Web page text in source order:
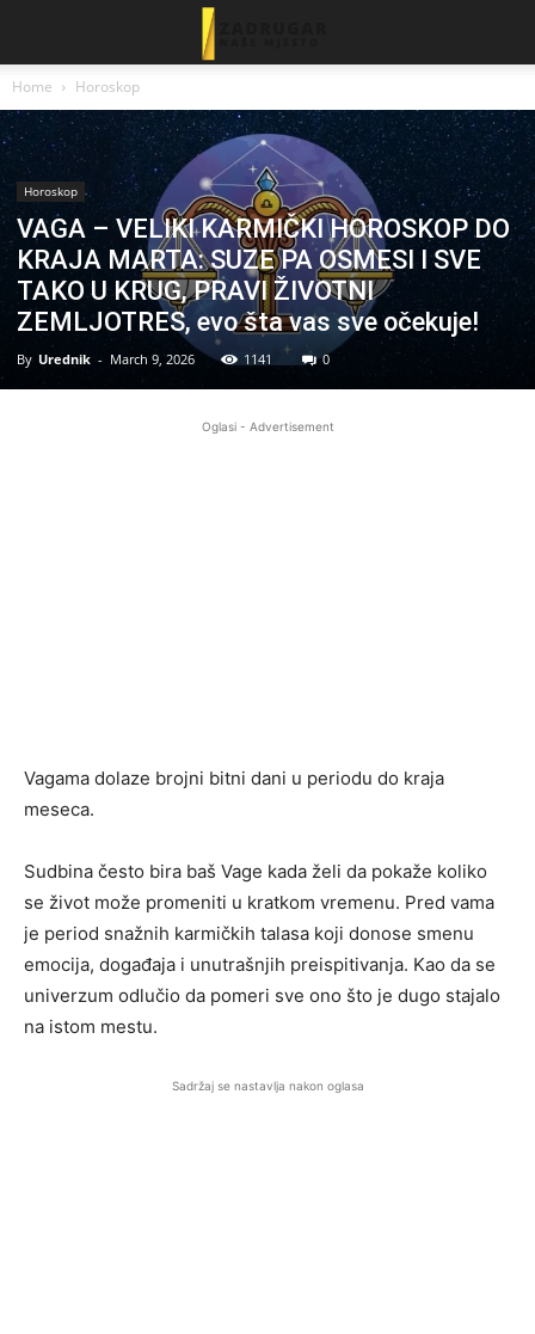
Home Horoskop
Horoskop
VAGA – VELIKI KARMIČKI HOROSKOP DO
KRAJA MARTA: SUZE PA OSMESI I SVE
TAKO U KRUG, PRAVI ŽIVOTNI
ZEMLJOTRES, evo šta vas sve očekuje!
By Urednik - March 9, 2026 1141 0
Oglasi - Advertisement
Vagama dolaze brojni bitni dani u periodu do kraja
meseca.
Sudbina često bira baš Vage kada želi da pokaže koliko
se život može promeniti u kratkom vremenu. Pred vama
je period snažnih karmičkih talasa koji donose smenu
emocija, događaja i unutrašnjih preispitivanja. Kao da se
univerzum odlučio da pomeri sve ono što je dugo stajalo
na istom mestu.
Sadržaj se nastavlja nakon oglasa